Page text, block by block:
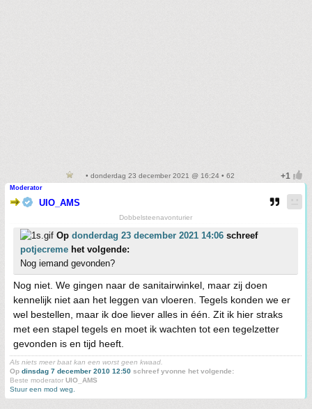
• donderdag 23 december 2021 @ 16:24 • 62
Moderator
UIO_AMS
Dobbelsteenavonturier
Op donderdag 23 december 2021 14:06 schreef
potjecreme het volgende:
Nog iemand gevonden?
Nog niet. We gingen naar de sanitairwinkel, maar zij doen
kennelijk niet aan het leggen van vloeren. Tegels konden we er
wel bestellen, maar ik doe liever alles in één. Zit ik hier straks
met een stapel tegels en moet ik wachten tot een tegelzetter
gevonden is en tijd heeft.
Als niets meer baat kan een worst geen kwaad.
Op dinsdag 7 december 2010 12:50 schreef yvonne het volgende:
Beste moderator UIO_AMS
Stuur een mod weg.